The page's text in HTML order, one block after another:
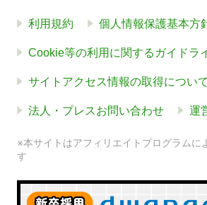
利用規約 個人情報保護基本方
Cookie等の利用に関するガイドラ
サイトアクセス情報の取得について
法人・プレスお問い合わせ 運
※本サイトはアフィリエイトプログラムに
す